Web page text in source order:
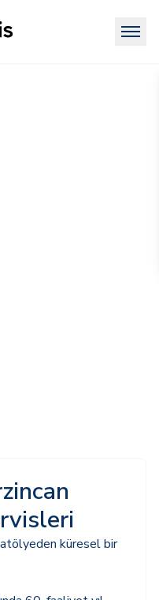
küresel bir